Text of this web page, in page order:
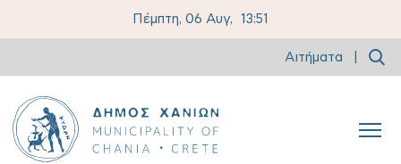
Πέμπτη, 06 Αυγ, 13:51
Αιτήματα